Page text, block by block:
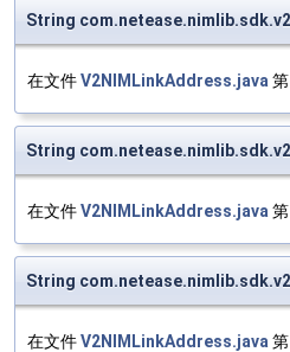
String
在文件V2NIMLinkAddress.java 第
String
在文件V2NIMLinkAddress.java 第
String
在文件V2NIMLinkAddress.java 第